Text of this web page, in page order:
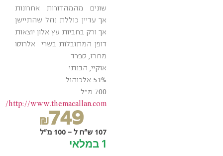
שונים מהמהדורות אחרונות
אך עדיין כוללת נוזל שהתיישן
אך ורק בחביות עץ אלון יוצאות
דופן המתובלות בשרי אלרוסו
מחרז, ספרד
אוקיי, הבנתי
51% אלכוהול
700 מ״ל
http://www.themacallan.com/
₪749
107 ש"ח ל - 100 מ"ל
1 במלאי